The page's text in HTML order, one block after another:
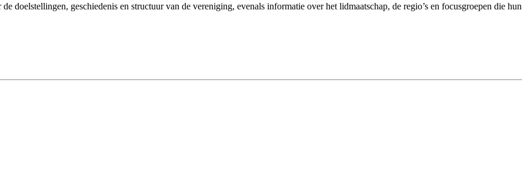
doelstellingen, geschiedenis en structuur van de vereniging, evenals informatie over het lidmaatschap, de regio’s en focusgroepen die hun